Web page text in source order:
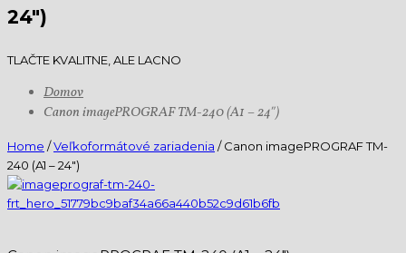
24″)
TLAČTE KVALITNE, ALE LACNO
Domov
Canon imagePROGRAF TM-240 (A1 – 24″)
Home /Veľkoformátové zariadenia / Canon imagePROGRAF TM-
240 (A1 – 24″)